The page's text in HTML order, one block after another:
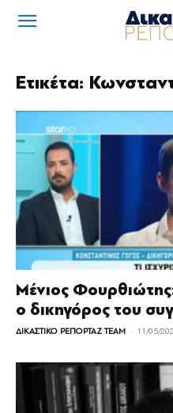
Ετικέτα:
Μένιος
ο δικηγόρος του
ΔΙΚΑΣΤΙΚΟ ΡΕΠΟΡΤΑΖ TEAM - 11/05/